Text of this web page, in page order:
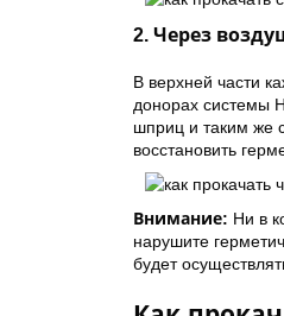
2. Через
В верхней части
донорах системы
шприц и таким же
восстановить
Внимание: Ни в
нарушите
будет